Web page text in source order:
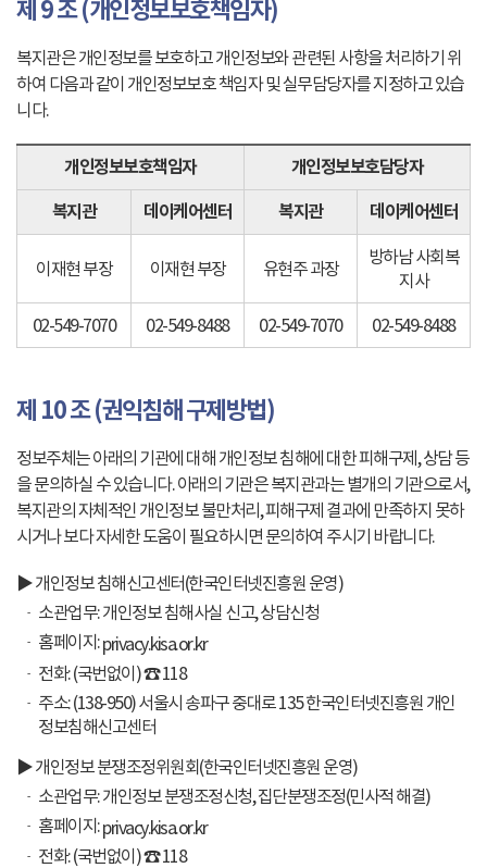
제 9 조 (개인정보보호책임자)
복지관은 개인정보를 보호하고 개인정보와 관련된 사항을 처리하기 위
하여 다음과 같이 개인정보보호 책임자 및 실무담당자를 지정하고 있습
니다.
개인정보보호책임자
개인정보보호담당자
복지관
데이케어센터 복지관 데이케어센터
이재현 부장 이재현 부장 유현주 과장
방하남 사회복
지사
02-549-7070 02-549-8488 02-549-7070 02-549-8488
제 10 조 (권익침해 구제방법)
정보주체는 아래의 기관에 대해 개인정보 침해에 대한 피해구제, 상담 등
을 문의하실 수 있습니다. 아래의 기관은 복지관과는 별개의 기관으로서,
복지관의 자체적인 개인정보 불만처리, 피해구제 결과에 만족하지 못하
시거나 보다 자세한 도움이 필요하시면 문의하여 주시기 바랍니다.
▶ 개인정보 침해신고센터(한국인터넷진흥원 운영)
소관업무: 개인정보 침해사실 신고, 상담신청
홈페이지:privacy.kisa.or.kr
전화: (국번없이) ☎ 118
주소: (138-950) 서울시 송파구 중대로 135 한국인터넷진흥원 개인
정보침해신고센터
▶ 개인정보 분쟁조정위원회(한국인터넷진흥원 운영)
소관업무: 개인정보 분쟁조정신청, 집단분쟁조정(민사적 해결)
홈페이지:privacy.kisa.or.kr
전화: (국번없이) ☎ 118